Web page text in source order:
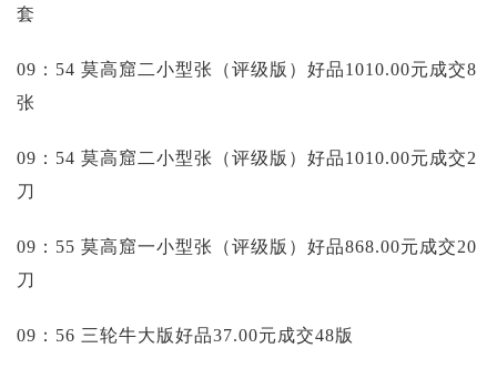
套
09：54 莫高窟二小型张（评级版）好品1010.00元成交8
张
09：54 莫高窟二小型张（评级版）好品1010.00元成交2
刀
09：55 莫高窟一小型张（评级版）好品868.00元成交20
刀
09：56 三轮牛大版好品37.00元成交48版